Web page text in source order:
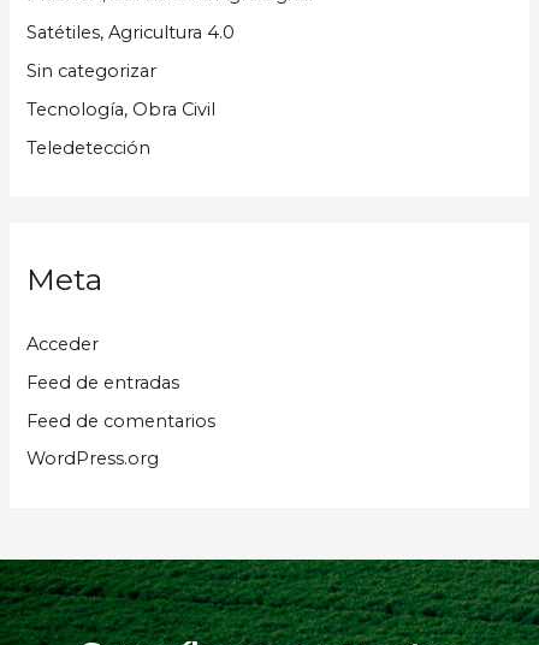
Satétiles, Agricultura 4.0
Sin categorizar
Tecnología, Obra Civil
Teledetección
Meta
Acceder
Feed de entradas
Feed de comentarios
WordPress.org